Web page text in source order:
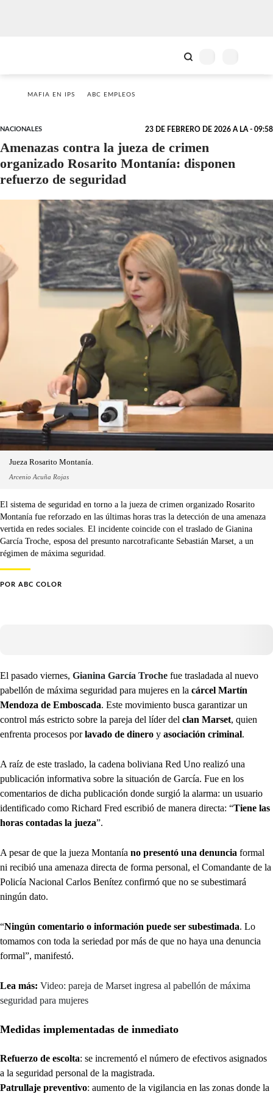
MAFIA EN IPS ABC EMPLEOS
NACIONALES 23 DE FEBRERO DE 2026 A LA - 09:58
Amenazas contra la jueza de crimen
organizado Rosarito Montanía: disponen
refuerzo de seguridad
Jueza Rosarito Montanía.
Arcenio Acuña Rojas
El sistema de seguridad en torno a la jueza de crimen organizado Rosarito
Montanía fue reforzado en las últimas horas tras la detección de una amenaza
vertida en redes sociales. El incidente coincide con el traslado de Gianina
García Troche, esposa del presunto narcotraficante Sebastián Marset, a un
régimen de máxima seguridad.
POR ABC COLOR
El pasado viernes, Gianina García Troche fue trasladada al nuevo
pabellón de máxima seguridad para mujeres en la cárcel Martín
Mendoza de Emboscada. Este movimiento busca garantizar un
control más estricto sobre la pareja del líder del clan Marset, quien
enfrenta procesos porlavado de dinero y asociación criminal.
A raíz de este traslado, la cadena boliviana Red Uno realizó una
publicación informativa sobre la situación de García. Fue en los
comentarios de dicha publicación donde surgió la alarma: un usuario
identificado como Richard Fred escribió de manera directa: “Tiene las
horas contadas la jueza”.
A pesar de que la jueza Montanía no presentó una denuncia formal
ni recibió una amenaza directa de forma personal, el Comandante de la
Policía Nacional Carlos Benítez confirmó que no se subestimará
ningún dato.
“Ningún comentario o información puede ser subestimada. Lo
tomamos con toda la seriedad por más de que no haya una denuncia
formal”, manifestó.
Lea más: Video: pareja de Marset ingresa al pabellón de máxima
seguridad para mujeres
Medidas implementadas de inmediato
Refuerzo de escolta: se incrementó el número de efectivos asignados
a la seguridad personal de la magistrada.
Patrullaje preventivo: aumento de la vigilancia en las zonas donde la